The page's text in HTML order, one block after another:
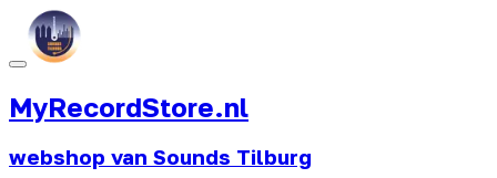
MyRecordStore.nl
webshop van Sounds Tilburg